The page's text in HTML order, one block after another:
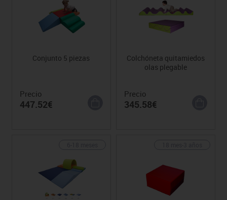
Conjunto 5 piezas
Precio
447.52€
Colchóneta quitamiedos
olas plegable
Precio
345.58€